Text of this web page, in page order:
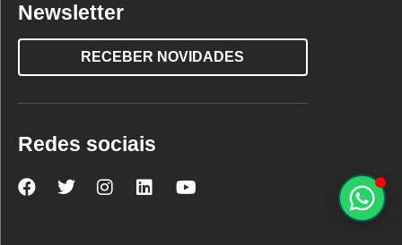
Newsletter
RECEBER NOVIDADES
Redes sociais
NovaNova Nova Nova